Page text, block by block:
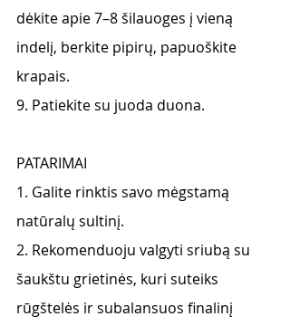
dėkite apie 7–8 šilauoges į vieną
indelį, berkite pipirų, papuoškite
krapais.
9. Patiekite su juoda duona.
PATARIMAI
1. Galite rinktis savo mėgstamą
natūralų sultinį.
2. Rekomenduoju valgyti sriubą su
šaukštu grietinės, kuri suteiks
rūgštelės ir subalansuos finalinį